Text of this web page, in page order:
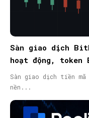
Sàn giao dịch
hoạt động, token
Sàn giao dịch tiền mã
nền...